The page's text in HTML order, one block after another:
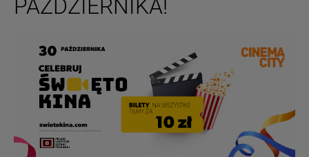
PAŹDZIERNIKA!